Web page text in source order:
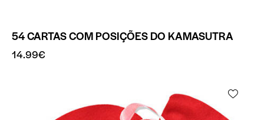
54 CARTAS COM POSIÇÕES DO KAMASUTRA
14.99€